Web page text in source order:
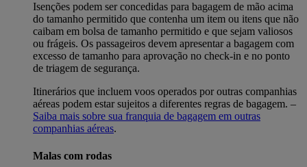
Isenções podem ser concedidas para bagagem de mão acima
do tamanho permitido que contenha um item ou itens que não
caibam em bolsa de tamanho permitido e que sejam valiosos
ou frágeis. Os passageiros devem apresentar a bagagem com
excesso de tamanho para aprovação no check-in e no ponto
de triagem de segurança.
Itinerários que incluem voos operados por outras companhias
aéreas podem estar sujeitos a diferentes regras de bagagem. –
Saiba mais sobre sua franquia de bagagem em outras
companhias aéreas.
Malas com rodas